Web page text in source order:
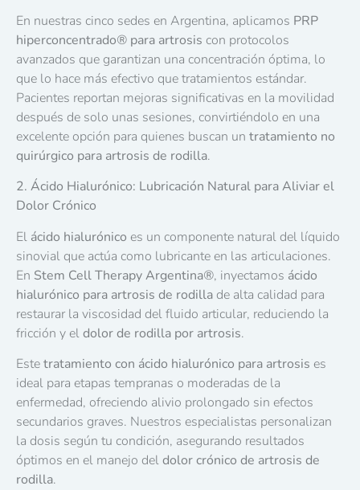
En nuestras cinco sedes en Argentina, aplicamos PRP
hiperconcentrado® para artrosis con protocolos
avanzados que garantizan una concentración óptima, lo
que lo hace más efectivo que tratamientos estándar.
Pacientes reportan mejoras significativas en la movilidad
después de solo unas sesiones, convirtiéndolo en una
excelente opción para quienes buscan un tratamiento no
quirúrgico para artrosis de rodilla.
2. Ácido Hialurónico: Lubricación Natural para Aliviar el
Dolor Crónico
El ácido hialurónico es un componente natural del líquido
sinovial que actúa como lubricante en las articulaciones.
En Stem Cell Therapy Argentina®, inyectamos ácido
hialurónico para artrosis de rodilla de alta calidad para
restaurar la viscosidad del fluido articular, reduciendo la
fricción y eldolor de rodilla por artrosis.
Estetratamiento con ácido hialurónico para artrosis es
ideal para etapas tempranas o moderadas de la
enfermedad, ofreciendo alivio prolongado sin efectos
secundarios graves. Nuestros especialistas personalizan
la dosis según tu condición, asegurando resultados
óptimos en el manejo deldolor crónico de artrosis de
rodilla.